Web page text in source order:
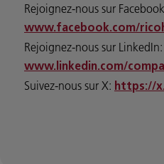
Rejoignez-nous sur
www.facebook.com/
Rejoignez-nous sur LinkedIn:
www.linkedin.com/
Suivez-nous sur X: https://